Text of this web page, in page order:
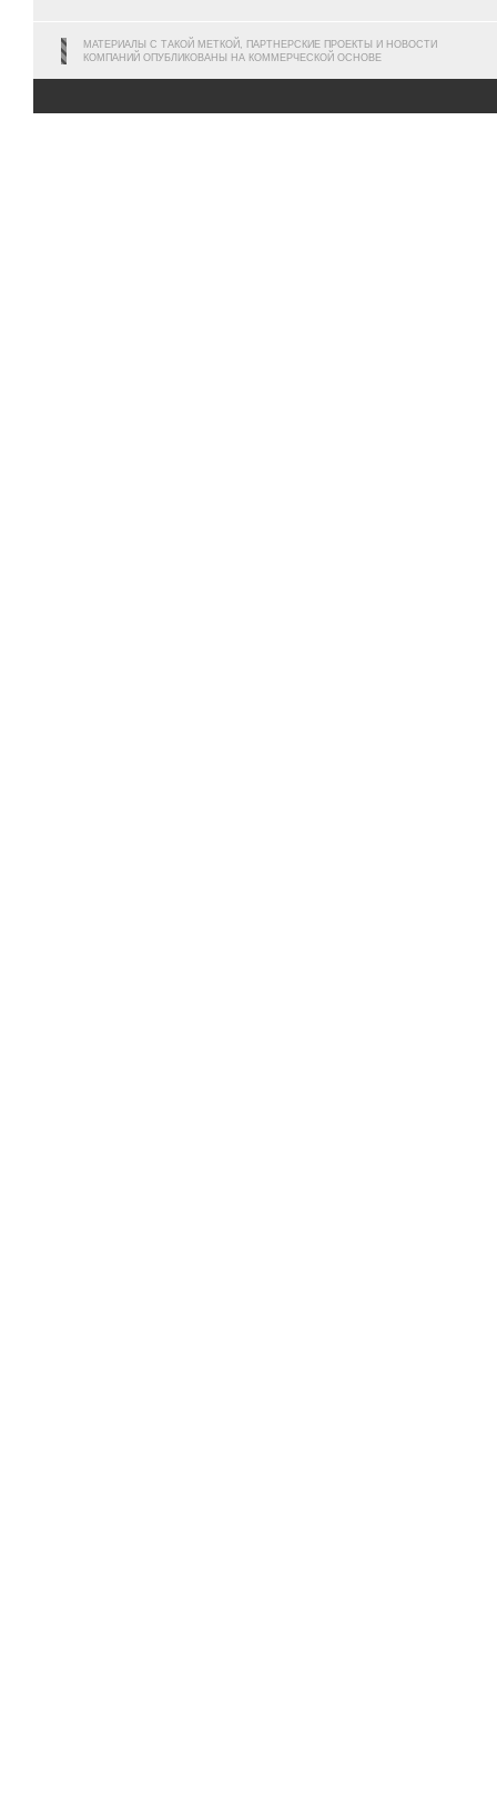
МАТЕРИАЛЫ С ТАКОЙ МЕТКОЙ, ПАРТНЕРСКИЕ ПРОЕКТЫ И НОВОСТИ
КОМПАНИЙ ОПУБЛИКОВАНЫ НА КОММЕРЧЕСКОЙ ОСНОВЕ